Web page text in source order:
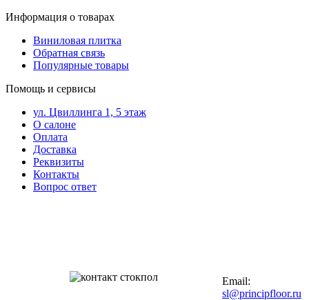
Информация о товарах
Виниловая плитка
Обратная связь
Популярные товары
Помощь и сервисы
ул. Цвиллинга 1, 5 этаж
О салоне
Оплата
Доставка
Реквизиты
Контакты
Вопрос ответ
Email:
sl@principfloor.ru